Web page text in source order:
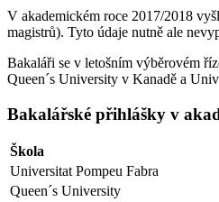
V akademickém roce 2017/2018
magistrů). Tyto údaje nutně ale
Bakaláři se v letošním výběrovém
Queen´s University v Kanadě a
Bakalářské přihlášky v
Škola
Universitat Pompeu Fabra
Queen´s University